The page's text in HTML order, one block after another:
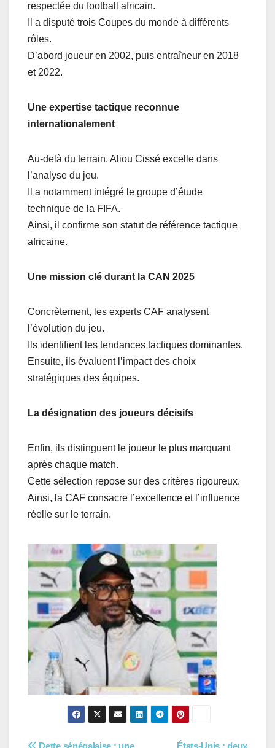
respectée du football africain.
Il a disputé trois Coupes du monde à différents
rôles.
D’abord joueur en 2002, puis entraîneur en 2018
et 2022.
Une expertise tactique reconnue
internationalement
Au-delà du terrain, Aliou Cissé excelle dans
l’analyse du jeu.
Il a notamment intégré le groupe d’étude
technique de la FIFA.
Ainsi, il confirme son statut de référence tactique
africaine.
Une mission clé durant la CAN 2025
Concrètement, les experts CAF analysent
l’évolution du jeu.
Ils identifient les tendances tactiques dominantes.
Ensuite, ils évaluent l’impact des choix
stratégiques des équipes.
La désignation des joueurs décisifs
Enfin, ils distinguent le joueur le plus marquant
après chaque match.
Cette sélection repose sur des critères rigoureux.
Ainsi, la CAF consacre l’excellence et l’influence
réelle sur le terrain.
États-Unis : deux
Dette sénégalaise : une